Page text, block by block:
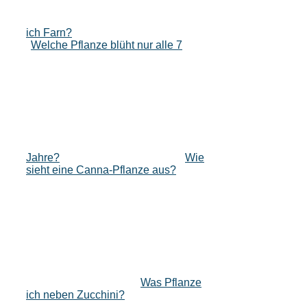
ich Farn?
Welche Pflanze blüht nur alle 7
Jahre?
Wie
sieht eine Canna-Pflanze aus?
Was Pflanze
ich neben Zucchini?